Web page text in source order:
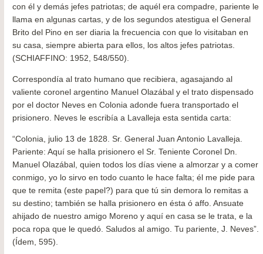
con él y demás jefes patriotas; de aquél era compadre, pariente le
llama en algunas cartas, y de los segundos atestigua el General
Brito del Pino en ser diaria la frecuencia con que lo visitaban en
su casa, siempre abierta para ellos, los altos jefes patriotas.
(SCHIAFFINO: 1952, 548/550).
Correspondía al trato humano que recibiera, agasajando al
valiente coronel argentino Manuel Olazábal y el trato dispensado
por el doctor Neves en Colonia adonde fuera transportado el
prisionero. Neves le escribía a Lavalleja esta sentida carta:
“Colonia, julio 13 de 1828. Sr. General Juan Antonio Lavalleja.
Pariente: Aquí se halla prisionero el Sr. Teniente Coronel Dn.
Manuel Olazábal, quien todos los días viene a almorzar y a comer
conmigo, yo lo sirvo en todo cuanto le hace falta; él me pide para
que te remita (este papel?) para que tú sin demora lo remitas a
su destino; también se halla prisionero en ésta ó affo. Ansuate
ahijado de nuestro amigo Moreno y aquí en casa se le trata, e la
poca ropa que le quedó. Saludos al amigo. Tu pariente, J. Neves”.
(Ídem, 595).